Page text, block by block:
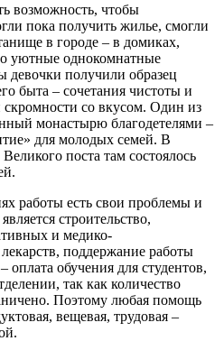
возможность, чтобы
пока получить жилье, смогли
в городе – в домиках,
уютные однокомнатные
девочки получили образец
быта – сочетания чистоты и
со вкусом. Один из
монастырю благодетелями –
для молодых семей. В
поста там состоялось
работы есть свои проблемы и
строительство,
и медико-
поддержание работы
обучения для студентов,
так как количество
Поэтому любая помощь
вещевая, трудовая –